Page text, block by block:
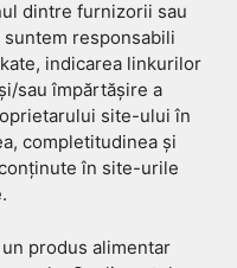
dintre furnizorii sau
responsabili
indicarea linkurilor
sau împărtășire a
site-ului în
completitudinea și
în site-urile
produs alimentar